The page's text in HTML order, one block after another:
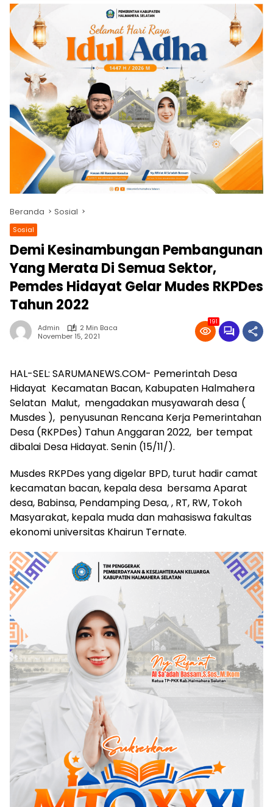
Beranda Sosial
Sosial
Demi Kesinambungan Pembangunan
Yang Merata Di Semua Sektor,
Pemdes Hidayat Gelar Mudes RKPDes
Tahun 2022
Admin
2 Min Baca
November 15, 2021
191
HAL-SEL: SARUMANEWS.COM- Pemerintah Desa
Hidayat Kecamatan Bacan, Kabupaten Halmahera
Selatan Malut, mengadakan musyawarah desa (
Musdes ), penyusunan Rencana Kerja Pemerintahan
Desa (RKPDes) Tahun Anggaran 2022, ber tempat
dibalai Desa Hidayat. Senin (15/11/).
Musdes RKPDes yang digelar BPD, turut hadir camat
kecamatan bacan, kepala desa bersama Aparat
desa, Babinsa, Pendamping Desa, , RT, RW, Tokoh
Masyarakat, kepala muda dan mahasiswa fakultas
ekonomi universitas Khairun Ternate.